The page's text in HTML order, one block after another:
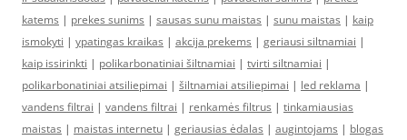
katems | prekes sunims | sausas sunu maistas | sunu maistas | kaip
ismokyti | ypatingas kraikas | akcija prekems | geriausi siltnamiai |
kaip issirinkti | polikarbonatiniai šiltnamiai | tvirti siltnamiai |
polikarbonatiniai atsiliepimai | šiltnamiai atsiliepimai | led reklama |
vandens filtrai | vandens filtrai | renkamės filtrus | tinkamiausias
maistas | maistas internetu | geriausias ėdalas | augintojams | blogas